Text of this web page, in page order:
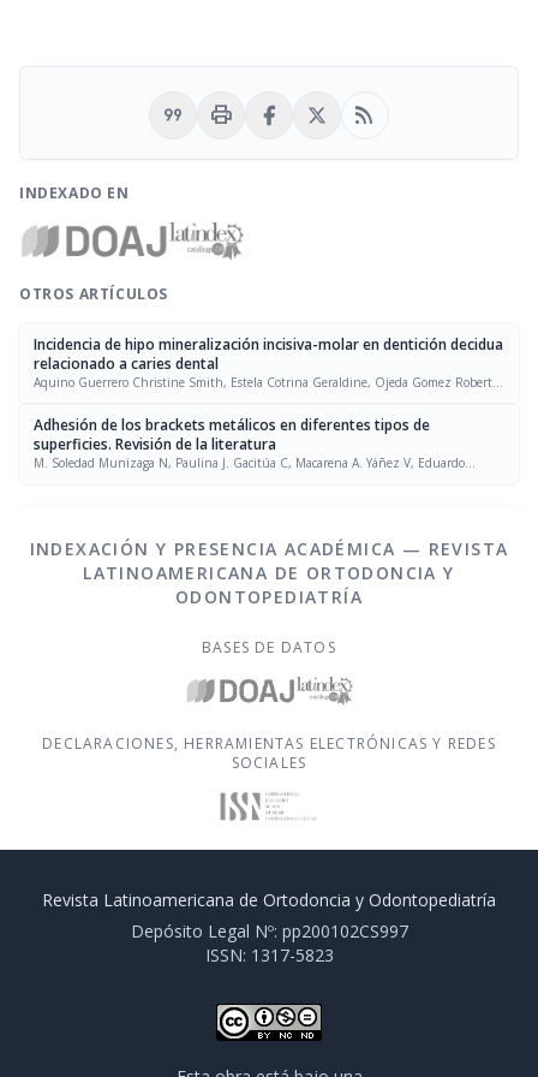
format_quote print rss_feed
INDEXADO EN
OTROS ARTÍCULOS
Incidencia de hipo mineralización incisiva-molar en dentición decidua
relacionado a caries dental
Aquino Guerrero Christine Smith, Estela Cotrina Geraldine, Ojeda Gomez Roberto,
Adhesión de los brackets metálicos en diferentes tipos de
superficies. Revisión de la literatura
M. Soledad Munizaga N, Paulina J. Gacitúa C, Macarena A. Yáñez V, Eduardo
INDEXACIÓN Y PRESENCIA ACADÉMICA — REVISTA
LATINOAMERICANA DE ORTODONCIA Y
ODONTOPEDIATRÍA
BASES DE DATOS
DECLARACIONES, HERRAMIENTAS ELECTRÓNICAS Y REDES
SOCIALES
Revista Latinoamericana de Ortodoncia y Odontopediatría
Depósito Legal Nº: pp200102CS997
ISSN: 1317-5823